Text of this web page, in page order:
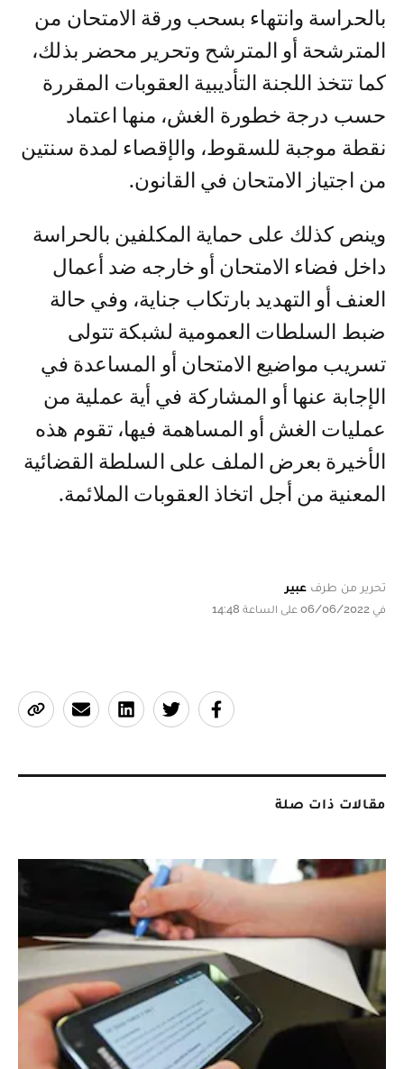
بالحراسة وانتهاء بسحب ورقة الامتحان من
المترشحة أو المترشح وتحرير محضر بذلك،
كما تتخذ اللجنة التأديبية العقوبات المقررة
حسب درجة خطورة الغش، منها اعتماد
نقطة موجبة للسقوط، والإقصاء لمدة سنتين
من اجتياز الامتحان في القانون.
وينص كذلك على حماية المكلفين بالحراسة
داخل فضاء الامتحان أو خارجه ضد أعمال
العنف أو التهديد بارتكاب جناية، وفي حالة
ضبط السلطات العمومية لشبكة تتولى
تسريب مواضيع الامتحان أو المساعدة في
الإجابة عنها أو المشاركة في أية عملية من
عمليات الغش أو المساهمة فيها، تقوم هذه
الأخيرة بعرض الملف على السلطة القضائية
المعنية من أجل اتخاذ العقوبات الملائمة.
تحرير من طرف عبير
في 06/06/2022 على الساعة 14:48
مقالات ذات صلة